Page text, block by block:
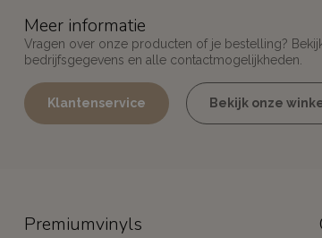
Meer informatie
Vragen over onze producten of je bestelling?
bedrijfsgegevens en alle contactmogelijkheden.
Klantenservice Bekijk onze
Premiumvinyls